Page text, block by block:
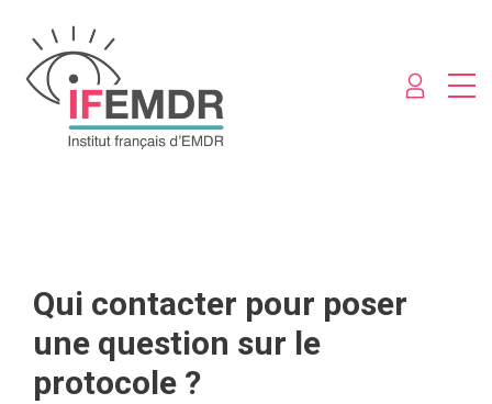
Qui contacter pour poser
une question sur le
protocole ?